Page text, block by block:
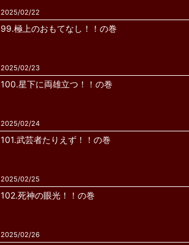
2025/02/22
99.極上のおもてなし！！の巻
2025/02/23
100.星下に両雄立つ！！の巻
2025/02/24
101.武芸者たりえず！！の巻
2025/02/25
102.死神の眼光！！の巻
2025/02/26